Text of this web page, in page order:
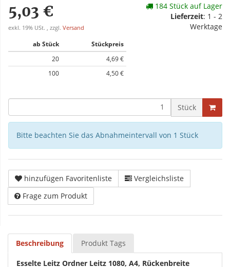
5,03 €
exkl. 19% USt. , zzgl. Versand
ab Stück
Stückpreis
20
4,69 €
100
4,50 €
184 Stück auf Lager
Lieferzeit: 1 - 2
Werktage
Stück
Bitte beachten Sie das Abnahmeintervall von 1 Stück
hinzufügen Favoritenliste
Vergleichsliste
Frage zum Produkt
Beschreibung Produkt Tags
Esselte Leitz Ordner Leitz 1080, A4, Rückenbreite